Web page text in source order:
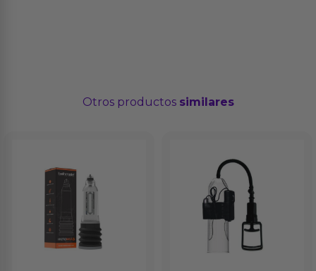
Otros productos similares